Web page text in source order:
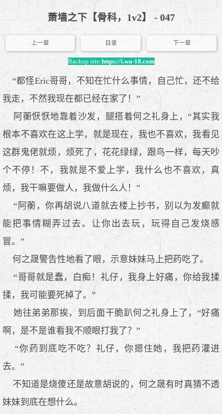
萧墙之下【骨科，1v2】 - 047
上一章 目录 下一章
Backup site:https://i.wa-18.com
“都怪Eric哥哥，不知在忙什么事情，自己忙，还不给
我走，不然我现在都已经在家了！”
阿蘅恹恹地靠着沙发，腿搭着何之礼身上，“其实我
根本不喜欢在这上学，就是现在，我也不喜欢，我看见
这群鬼佬就烦，烦死了，花花绿绿，跟鸟一样，每天吵
个不停！不，我就是不爱上学，我什么也不喜欢，真
烦，我干嘛要做人，我做什么人！”
“阿蘅，你再胡说八道就去楼上抄书，别以为发癫就
能把事情糊弄过去。让你出去玩，玩得自己发烧感
冒。”
何之晟警告性地看了眼，示意妹妹马上把药吃了。
“哥哥就是蠢，白痴！礼仔，我身上好痛，你给我揉
揉，我可能要死掉了。”
她往弟弟那挨，到后面干脆趴何之礼身上了，“好痛
啊，是不是谁看我不顺眼打我了？”
“你药到底吃不吃？礼仔，你摁住她，我把药灌进
去。”
不知道是烧傻还是故意胡说的，何之晟有时真猜不透
妹妹到底在想什么。